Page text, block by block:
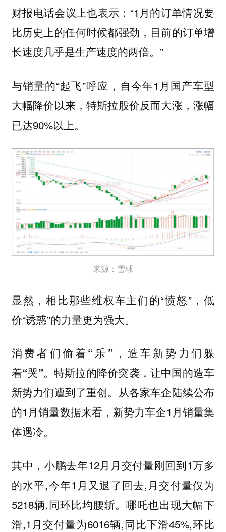
财报电话会议上也表示：“1月的订单情况要
比历史上的任何时候都强劲，目前的订单增
长速度几乎是生产速度的两倍。”
与销量的“起飞”呼应，自今年1月国产车型
大幅降价以来，特斯拉股价反而大涨，涨幅
已达90%以上。
来源：雪球
显然，相比那些维权车主们的“愤怒”，低
价“诱惑”的力量更为强大。
消费者们偷着“乐”，造车新势力们躲
着“哭”。特斯拉的降价突袭，让中国的造车
新势力们遭到了重创。从各家车企陆续公布
的1月销量数据来看，新势力车企1月销量集
体遇冷。
其中，小鹏去年12月月交付量刚回到1万多
的水平,今年1月又退了回去,月交付量仅为
5218辆,同环比均腰斩。哪吒也出现大幅下
滑,1月交付量为6016辆,同比下滑45%,环比